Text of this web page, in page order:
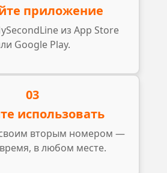
приложение
из App Store
Google Play.
03
использовать
вторым номером —
в любом месте.